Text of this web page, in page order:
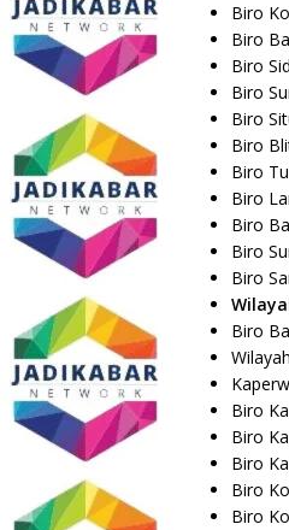
Biro
Biro
Biro
Biro
Biro
Biro
Biro
Biro
Biro
Biro
Biro
Biro
Wilayah
Biro
Biro
Biro
Biro
Biro